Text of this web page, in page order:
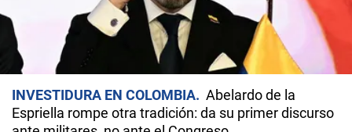
INVESTIDURA EN COLOMBIA
Abelardo de la
Espriella rompe otra tradición: da su primer discurso